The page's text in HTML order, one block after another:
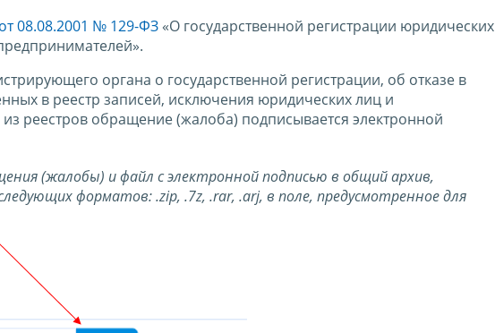
08.08.2001 № 129-ФЗ «О государственной регистрации юридических
органа о государственной регистрации, об отказе в
в реестр записей, исключения юридических лиц и
реестров обращение (жалоба) подписывается электронной
(жалобы) и файл с электронной подписью в общий архив,
форматов: .zip, .7z, .rar, .arj, в поле, предусмотренное для